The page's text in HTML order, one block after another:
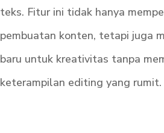
teks. Fitur ini tidak hanya
pembuatan konten, tetapi juga
baru untuk kreativitas tanpa
keterampilan editing yang rumit.